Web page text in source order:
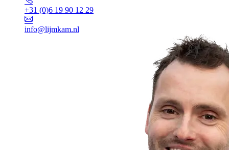
+31 (0)6 19 90 12 29
info@lijmkam.nl